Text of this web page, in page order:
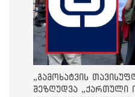
„გამოხატვის
შეზღუდვა „ქართული